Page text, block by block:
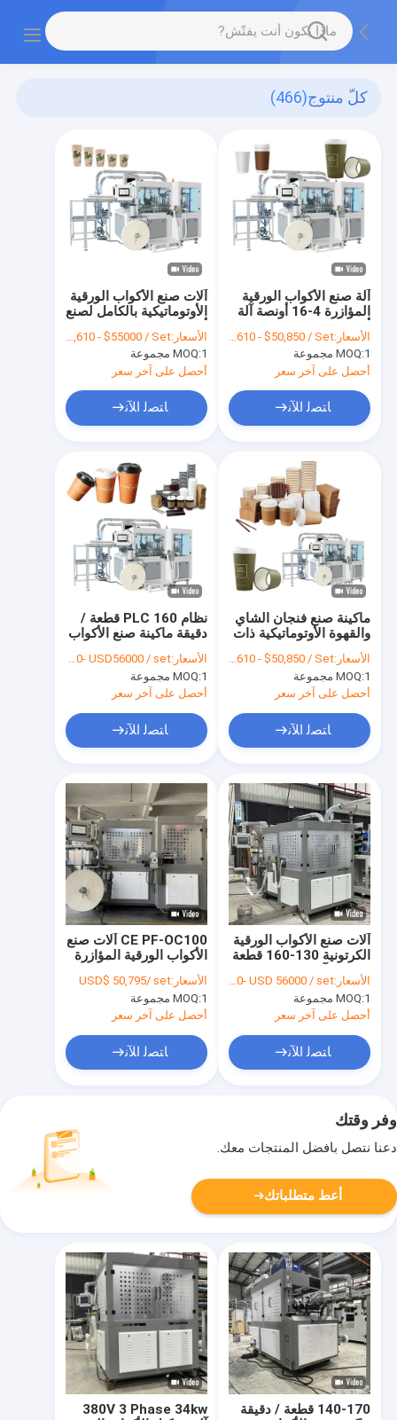
كلّ منتوج(466)
آلات صنع الأكواب الورقية
الأوتوماتيكية بالكامل لصنع
أكواب ورقية يمكن
التخلص منها
الأسعار:FOB $49,610 - $55000 / Set
MOQ:1 مجموعة
أحصل على آخر سعر
ﺎﺘﺼﻟ ﺍﻶﻧ
آلة صنع الأكواب الورقية
المؤازرة 4-16 أونصة آلة
أوتوماتيكية 3 مراحل
الأسعار:FOB $49,610 - $50,850 / Set
MOQ:1 مجموعة
أحصل على آخر سعر
ﺎﺘﺼﻟ ﺍﻶﻧ
نظام PLC 160 قطعة /
دقيقة ماكينة صنع الأكواب
الورقية ذات الجدار الواحد
الأسعار:USD 49000- USD56000 / set
MOQ:1 مجموعة
أحصل على آخر سعر
ﺎﺘﺼﻟ ﺍﻶﻧ
ماكينة صنع فنجان الشاي
والقهوة الأوتوماتيكية ذات
170 قطعة / دقيقة
الأسعار:FOB $49,610 - $50,850 / Set
MOQ:1 مجموعة
أحصل على آخر سعر
ﺎﺘﺼﻟ ﺍﻶﻧ
CE PF-OC100 آلات صنع
الأكواب الورقية المؤازرة
في الدقيقة
الأسعار:USD$ 50,795/ set
MOQ:1 مجموعة
أحصل على آخر سعر
ﺎﺘﺼﻟ ﺍﻶﻧ
آلات صنع الأكواب الورقية
الكرتونية 130-160 قطعة
/ دقيقة آلة تصنيع فنجان
القهوة
الأسعار:USD 49000- USD 56000 / set
MOQ:1 مجموعة
أحصل على آخر سعر
ﺎﺘﺼﻟ ﺍﻶﻧ
وفر وقتك
دعنا نتصل بأفضل المنتجات معك.
أعط متطلباتك
380V 3 Phase 34kw
140-170 قطعة / دقيقة